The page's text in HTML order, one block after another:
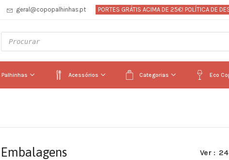
geral@copopalhinhas.pt PORTES GRÁTIS ACIMA DE 25€! POLÍTICA DE
Palhinhas Acessórios Categorias Eco
Embalagens Ver 24